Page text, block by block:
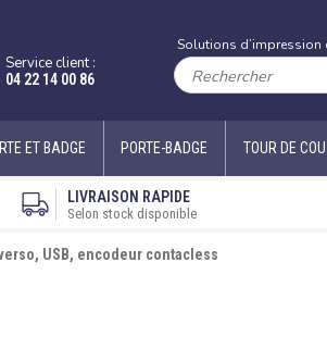
Service client :
04 22 14 00 86
Solutions d’impression
ET BADGE PORTE-BADGE TOUR DE COU
LIVRAISON RAPIDE
Selon stock disponible
USB, encodeur contacless